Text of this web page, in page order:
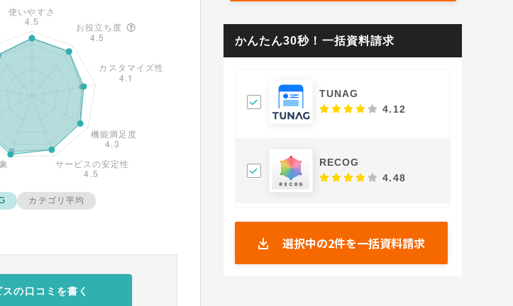
カテゴリ平均
の口コミを書く
かんたん30秒！一括資料請求
TUNAG
4.12
RECOG
4.48
選択中の2件を一括資料請求